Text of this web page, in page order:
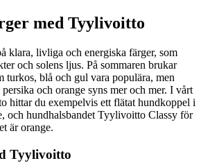
med Tyylivoitto
klara, livliga och energiska färger, som
och solens ljus. På sommaren brukar
turkos, blå och gul vara populära, men
och orange syns mer och mer. I vårt
hittar du exempelvis ett flätat hundkoppel i
och hundhalsbandet Tyylivoitto Classy för
är orange.
Tyylivoitto